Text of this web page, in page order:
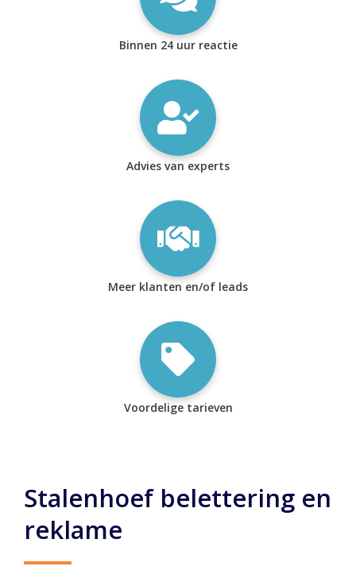
Binnen 24 uur reactie
Advies van experts
Meer klanten en/of leads
Voordelige tarieven
Stalenhoef belettering en
reklame